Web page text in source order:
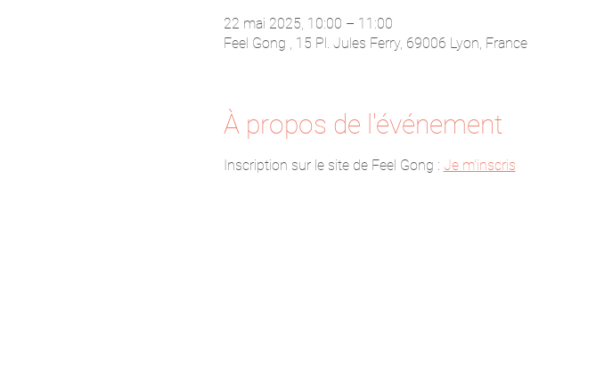
22 mai 2025, 10:00 – 11:00
Feel Gong , 15 Pl. Jules Ferry, 69006 Lyon, France
À propos de l'événement
Inscription sur le site de Feel Gong : Je m'inscris